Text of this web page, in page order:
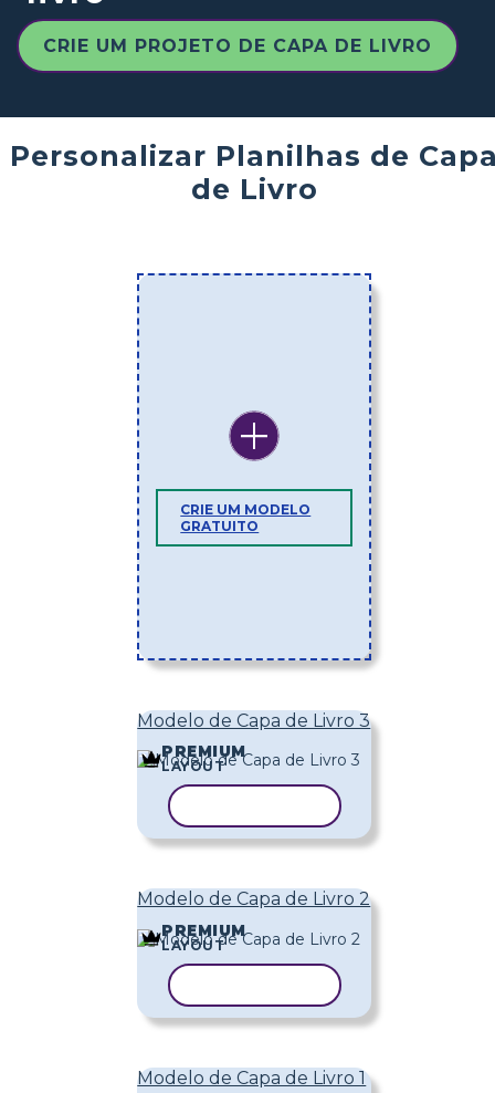
CRIE UM PROJETO DE CAPA DE LIVRO
Personalizar Planilhas de
de Livro
CRIE UM MODELO
GRATUITO
Modelo de Capa de Livro 3
PREMIUM
LAYOUT
Modelo de Capa de Livro 2
PREMIUM
LAYOUT
Modelo de Capa de Livro 1